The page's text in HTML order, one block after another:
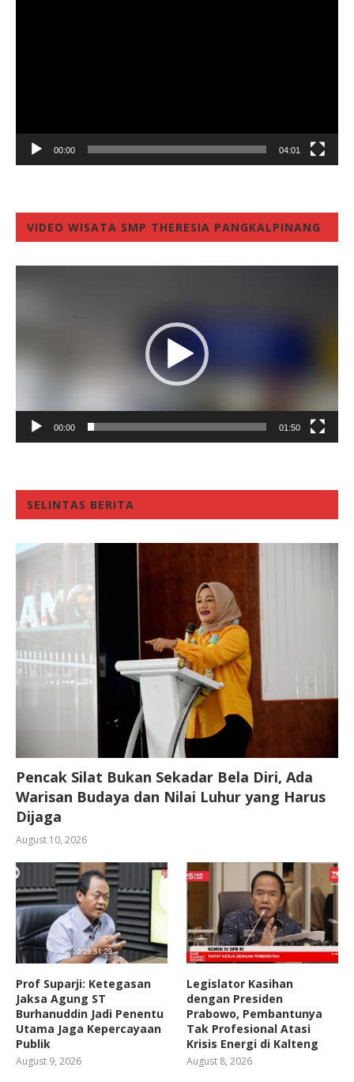
00:00 04:01
VIDEO WISATA SMP THERESIA PANGKALPINANG
00:00 01:50
SELINTAS BERITA
Pencak Silat Bukan Sekadar Bela Diri, Ada
Warisan Budaya dan Nilai Luhur yang Harus
Dijaga
August 10, 2026
Prof Suparji: Ketegasan
Jaksa Agung ST
Burhanuddin Jadi Penentu
Utama Jaga Kepercayaan
Publik
August 9, 2026
Legislator Kasihan
dengan Presiden
Prabowo, Pembantunya
Tak Profesional Atasi
Krisis Energi di Kalteng
August 8, 2026